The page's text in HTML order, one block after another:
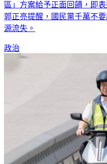
區」方案給予正面回饋，即
郭正亮提醒，國民黨千萬不
源流失。
政治